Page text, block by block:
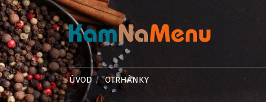
ÚVOD OTRHÁNKY